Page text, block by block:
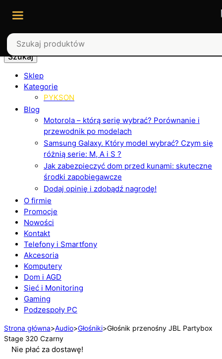
Szukaj
Sklep
Kategorie
PYKSON
Blog
Motorola – którą serię wybrać? Porównanie i
przewodnik po modelach
Samsung Galaxy. Który model wybrać? Czym się
różnią serie: M, A i S ?
Jak zabezpieczyć dom przed kunami: skuteczne
środki zapobiegawcze
Dodaj opinię i zdobądź nagrodę!
O firmie
Promocje
Nowości
Kontakt
Telefony i Smartfony
Akcesoria
Komputery
Dom i AGD
Sieć i Monitoring
Gaming
Podzespoły PC
Strona główna>Audio>Głośniki>Głośnik przenośny JBL Partybox
Stage 320 Czarny
Nie płać za dostawę!